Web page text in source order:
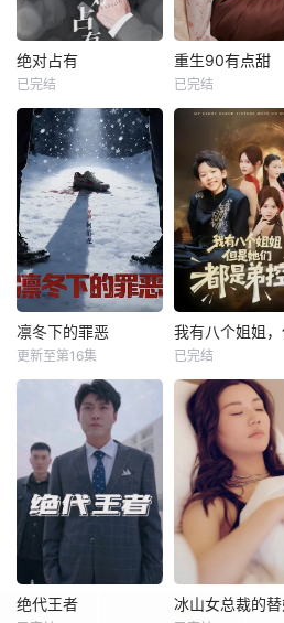
绝对占有
已完结
重生90有点甜
已完结
凛冬下的罪恶
更新至第16集 已完结
绝代王者